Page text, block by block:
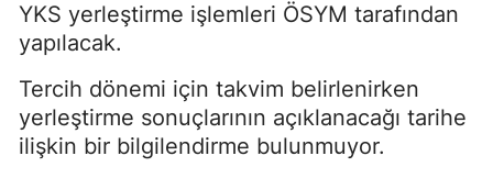
YKS yerleştirme işlemleri ÖSYM tarafından
yapılacak.
Tercih dönemi için takvim belirlenirken
yerleştirme sonuçlarının açıklanacağı tarihe
ilişkin bir bilgilendirme bulunmuyor.